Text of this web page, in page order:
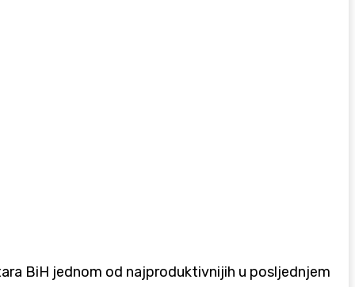
BiH jednom od najproduktivnijih u posljednjem